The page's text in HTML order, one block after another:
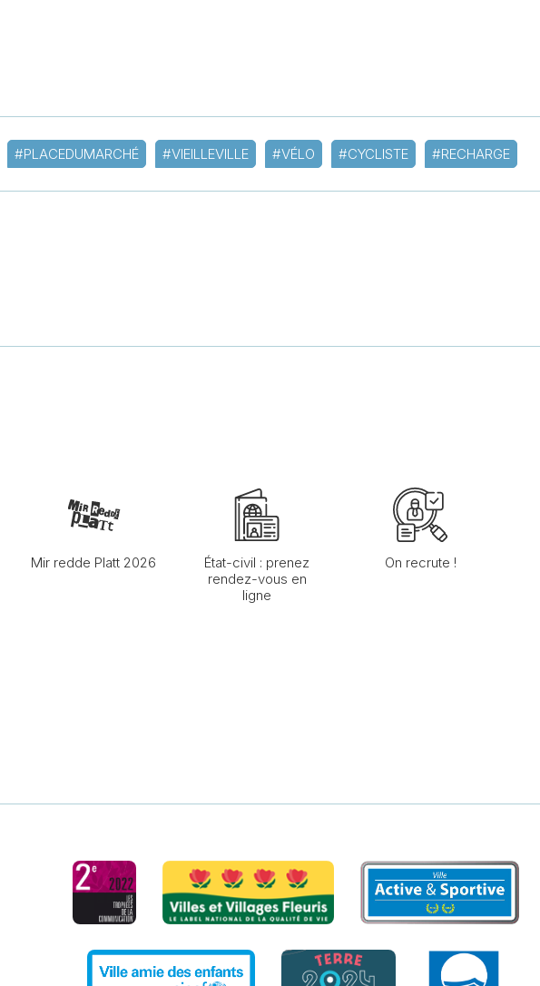
#PLACEDUMARCHÉ #VIEILLEVILLE #VÉLO #CYCLISTE #RECHARGE
Mir redde Platt 2026
État-civil : prenez
rendez-vous en
ligne
On recrute !